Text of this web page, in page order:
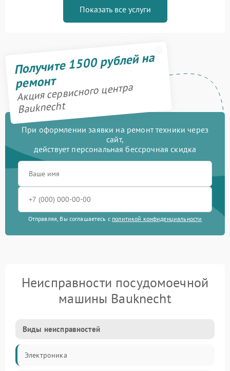
Показать все услуги
Получите 1500 рублей на
ремонт
Акция сервисного центра
Bauknecht
При оформлении заявки на ремонт техники через
сайт,
действует персональная бессрочная скидка
Отправляя, Вы соглашаетесь с политикой конфиденциальности
Неисправности посудомоечной
машины Bauknecht
Виды неисправностей
Электроника